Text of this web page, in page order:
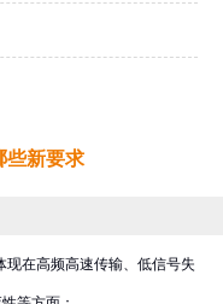
些新要求
在高频高速传输、低信号失